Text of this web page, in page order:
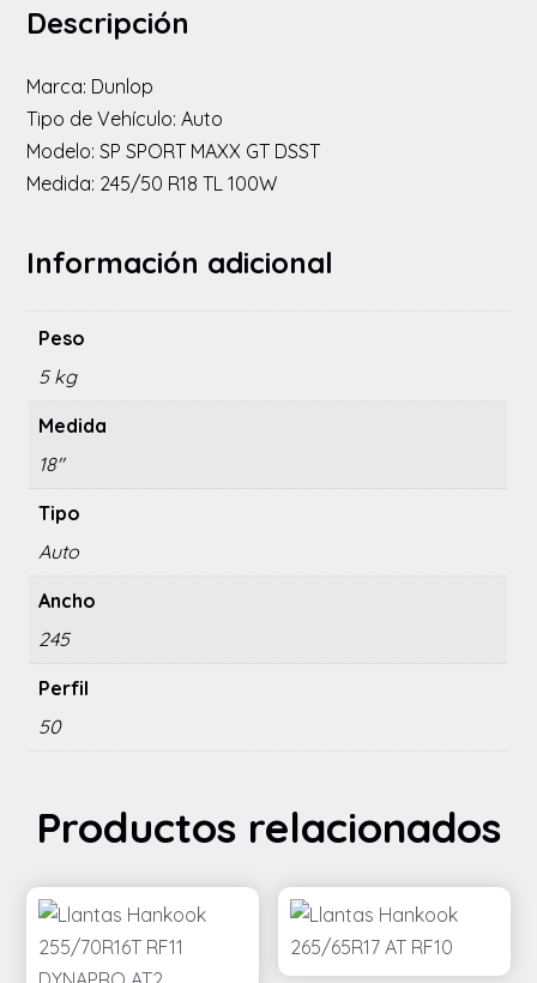
Descripción
Marca: Dunlop
Tipo de Vehículo: Auto
Modelo: SP SPORT MAXX GT DSST
Medida: 245/50 R18 TL 100W
Información adicional
Peso
5 kg
Medida
18"
Tipo
Auto
Ancho
245
Perfil
50
Productos relacionados